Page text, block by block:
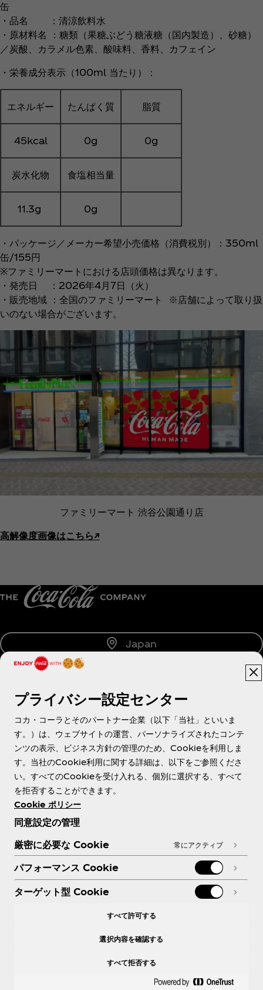
缶
・品名 ：清涼飲料水
・原材料名 ：糖類（果糖ぶどう糖液糖（国内製造）、砂糖）
／炭酸、カラメル色素、酸味料、香料、カフェイン
・栄養成分表示（100ml 当たり）：
エネルギー たんぱく質 脂質
45kcal 0g 0g
炭水化物 食塩相当量
11.3g 0g
・パッケージ／メーカー希望小売価格（消費税別）：350ml
缶/155円
※ファミリーマートにおける店頭価格は異なります。
・発売日 ：2026年4月7日（火）
・販売地域 ：全国のファミリーマート ※店舗によって取り扱
いのない場合がございます。
ファミリーマート 渋谷公園通り店
高解像度画像はこちら↗︎
Japan
About us
Need help?
各種ポリシー
プライバシー設定センター
コカ・コーラとそのパートナー企業（以下「当社」といいま
す。）は、ウェブサイトの運営、パーソナライズされたコンテ
ンツの表示、ビジネス方針の管理のため、Cookieを利用しま
す。当社のCookie利用に関する詳細は、以下をご参照くださ
い。すべてのCookieを受け入れる、個別に選択する、すべて
を拒否することができます。
Cookie ポリシー
同意設定の管理
厳密に必要な Cookie
常にアクティブ
パフォーマンス Cookie
ターゲット型 Cookie
すべて許可する
すべて拒否する
選択内容を確認する